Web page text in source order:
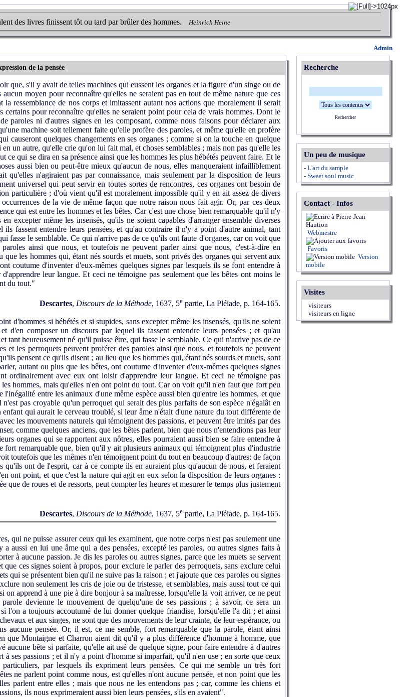
des livres finissent tôt ou tard par brûler des hommes. Heinrich Heine
Admin
de la pensée
que, s'il y avait de telles machines qui eussent les organes et la figure d'un singe ou de
moyen pour reconnaître qu'elles ne seraient pas en tout de même nature que ces
ressemblance de nos corps et imitassent autant nos actions que moralement il serait
certains pour reconnaître qu'elles ne seraient point pour cela de vrais hommes. Dont le
paroles ni d'autres signes en les composant, comme nous faisons pour déclarer aux
machine soit tellement faite qu'elle profère des paroles, et même qu'elle en profère
causeront quelques changements en ses organes ; comme si on la touche en quelque
un autre, qu'elle crie qu'on lui fait mal, et choses semblables ; mais non pas qu'elle les
ce qui se dira en sa présence ainsi que les hommes les plus hébétés peuvent faire. Et le
aussi bien ou peut-être mieux qu'aucun de nous, elles manqueraient infailliblement
qu'elles n'agiraient pas par connaissance, mais seulement par la disposition de leurs
universel qui peut servir en toutes sortes de rencontres, ces organes ont besoin de
particulière ; d'où vient qu'il est moralement impossible qu'il y en ait assez de divers
de la vie de même façon que notre raison nous fait agir. Or, par ces deux
qui est entre les hommes et les bêtes. Car c'est une chose bien remarquable qu'il n'y
excepter même les insensés, qu'ils ne soient capables d'arranger ensemble diverses
ils fassent entendre leurs pensées, et qu'au contraire il n'y a point d'autre animal, tant
fasse le semblable. Ce qui n'arrive pas de ce qu'ils ont faute d'organes, car on voit que
ainsi que nous, et toutefois ne peuvent parler ainsi que nous, c'est-à-dire en
les hommes qui, étant nés sourds et muets, sont privés des organes qui servent aux
coutume d'inventer d'eux-mêmes quelques signes par lesquels ils se font entendre à
leur langue. Et ceci ne témoigne pas seulement que les bêtes ont moins le
du tout."
Descartes, Discours de la Méthode, 1637, 5e partie, La Pléiade, p. 164-165.
d'hommes si hébétés et si stupides, sans excepter même les insensés, qu'ils ne soient
d'en composer un discours par lequel ils fassent entendre leurs pensées ; et qu'au
tant heureusement né qu'il puisse être, qui fasse le semblable. Ce qui n'arrive pas de ce
et les perroquets peuvent proférer des paroles ainsi que nous, et toutefois ne peuvent
pensent ce qu'ils disent ; au lieu que les hommes qui, étant nés sourds et muets, sont
autant ou plus que les bêtes, ont coutume d'inventer d'eux-mêmes quelques signes
ordinairement avec eux ont loisir d'apprendre leur langue. Et ceci ne témoigne pas
hommes, mais qu'elles n'en ont point du tout. Car on voit qu'il n'en faut que fort peu
entre les animaux d'une même espèce aussi bien qu'entre les hommes, et que
pas croyable qu'un perroquet qui serait des plus parfaits de son espèce n'égalât en
qui aurait le cerveau troublé, si leur âme n'était d'une nature du tout différente de
les mouvements naturels qui témoignent des passions, et peuvent être imités par des
comme quelques anciens, que les bêtes parlent, bien que nous n'entendions pas leur
organes qui se rapportent aux nôtres, elles pourraient aussi bien se faire entendre à
fort remarquable que, bien qu'il y ait plusieurs animaux qui témoignent plus d'industrie
toutefois que les mêmes n'en témoignent point du tout en beaucoup d'autres: de façon
ont de l'esprit, car à ce compte ils en auraient plus qu'aucun de nous, et feraient
ont point, et que c'est la nature qui agit en eux selon la disposition de leurs organes :
de roues et de ressorts, peut compter les heures et mesurer le temps plus justement
Descartes, Discours de la Méthode, 1637, 5e partie, La Pléiade, p. 164-165.
qui ne puisse assurer ceux qui les examinent, que notre corps n'est pas seulement une
aussi en lui une âme qui a des pensées, excepté les paroles, ou autres signes faits à
à aucune passion. Je dis les paroles ou autres signes, parce que les muets se servent
ces signes soient à propos, pour exclure le parler des perroquets, sans exclure celui
qui se présentent bien qu'il ne suive pas la raison ; et j'ajoute que ces paroles ou signes
non seulement les cris de joie ou de tristesse, et semblables, mais aussi tout ce qui
on apprend à une pie à dire bonjour à sa maîtresse, lorsqu'elle la voit arriver, ce ne peut
devienne le mouvement de quelqu'une de ses passions ; à savoir, ce sera un
l'on a toujours accoutumé de lui donner quelque friandise, lorsqu'elle l'a dit ; et ainsi
et aux singes, ne sont que des mouvements de leur crainte, de leur espérance, ou
aucune pensée. Or, il est, ce me semble, fort remarquable que la parole, étant ainsi
que Montaigne et Charron aient dit qu'il y a plus différence d'homme à homme, que
aucune bête si parfaite, qu'elle ait usé de quelque signe, pour faire entendre à d'autres
à ses passions ; et il n'y a point d'homme si imparfait, qu'il n'en use ; en sorte que ceux
par lesquels ils expriment leurs pensées. Ce qui me semble un très fort
ne parlent point comme nous, est qu'elles n'ont aucune pensée, et non point que les
parlent entre elles ; mais que nous ne les entendons pas ; car, comme les chiens et
ils nous exprimeraient aussi bien leurs pensées, s'ils en avaient".
Recherche
Rechercher
Un peu de musique
- L'art du sample
- Sweet soul music
Contact - Infos
Webmestre
Favoris
Version
mobile
Visites
visiteurs
visiteurs en ligne